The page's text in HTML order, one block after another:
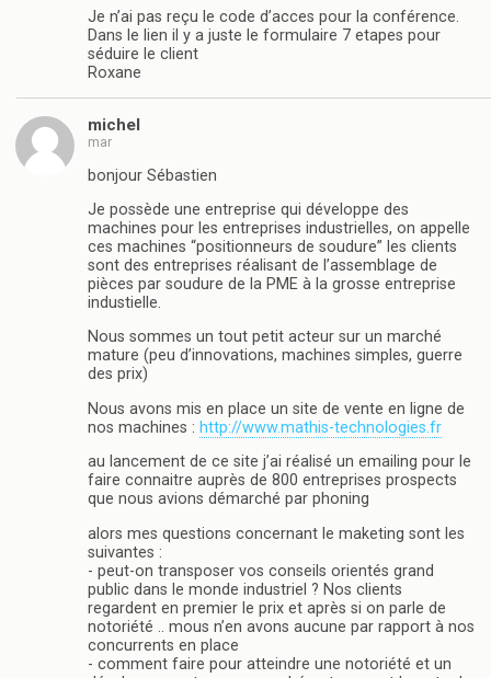
Je n’ai pas reçu le code d’acces pour la conférence.
Dans le lien il y a juste le formulaire 7 etapes pour
séduire le client
Roxane
michel
mar
bonjour Sébastien
Je possède une entreprise qui développe des
machines pour les entreprises industrielles, on appelle
ces machines “positionneurs de soudure” les clients
sont des entreprises réalisant de l’assemblage de
pièces par soudure de la PME à la grosse entreprise
industielle.
Nous sommes un tout petit acteur sur un marché
mature (peu d’innovations, machines simples, guerre
des prix)
Nous avons mis en place un site de vente en ligne de
nos machines : http://www.mathis-technologies.fr
au lancement de ce site j’ai réalisé un emailing pour le
faire connaitre auprès de 800 entreprises prospects
que nous avions démarché par phoning
alors mes questions concernant le maketing sont les
suivantes :
- peut-on transposer vos conseils orientés grand
public dans le monde industriel ? Nos clients
regardent en premier le prix et après si on parle de
notoriété .. mous n’en avons aucune par rapport à nos
concurrents en place
- comment faire pour atteindre une notoriété et un